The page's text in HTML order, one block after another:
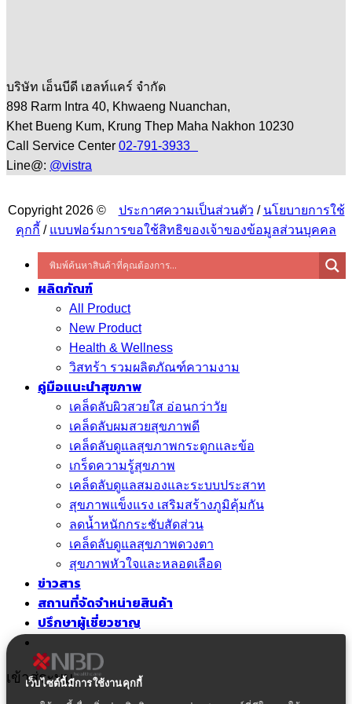
เว็บไซต์นี้มีการใช้งานคุกกี้
บริษัท เอ็นบีดี เฮลท์แคร์ จำกัด
898 Rarm Intra 40, Khwaeng Nuanchan,
Khet Bueng Kum, Krung Thep Maha Nakhon 10230
Call Service Center 02-791-3933
Line@: @vistra
Copyright 2026 © ประกาศความเป็นส่วนตัว / นโยบายการใช้
คุกกี้ / แบบฟอร์มการขอใช้สิทธิของเจ้าของข้อมูลส่วนบุคคล
ผลิตภัณฑ์
All Product
New Product
Health & Wellness
วิสทร้า รวมผลิตภัณฑ์ความงาม
คู่มือแนะนำสุขภาพ
เคล็ดลับผิวสวยใส อ่อนกว่าวัย
เคล็ดลับผมสวยสุขภาพดี
เคล็ดลับดูแลสุขภาพกระดูกและข้อ
เกร็ดความรู้สุขภาพ
เคล็ดลับดูแลสมองและระบบประสาท
สุขภาพแข็งแรง เสริมสร้างภูมิคุ้มกัน
ลดน้ำหนักกระชับสัดส่วน
เคล็ดลับดูแลสุขภาพดวงตา
สุขภาพหัวใจและหลอดเลือด
ข่าวสาร
สถานที่จัดจำหน่ายสินค้า
ปรึกษาผู้เชี่ยวชาญ
เข้าสู่ระบบ